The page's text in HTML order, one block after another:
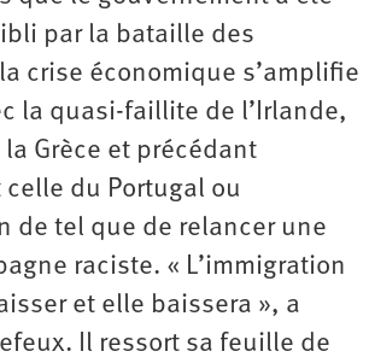
par la bataille des
crise économique s’amplifie
la quasi-faillite de l’Irlande,
Grèce et précédant
du Portugal ou
de tel que de relancer une
raciste. « L’immigration
et elle baissera », a
Il ressort sa feuille de